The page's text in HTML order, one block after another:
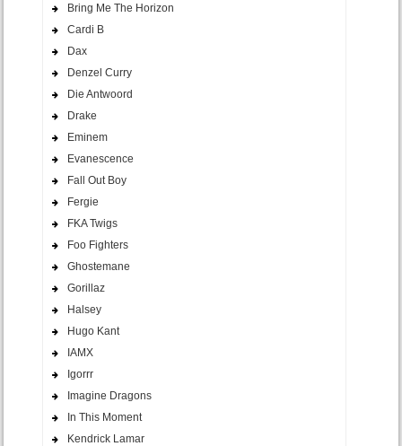
Bring Me The Horizon
Cardi B
Dax
Denzel Curry
Die Antwoord
Drake
Eminem
Evanescence
Fall Out Boy
Fergie
FKA Twigs
Foo Fighters
Ghostemane
Gorillaz
Halsey
Hugo Kant
IAMX
Igorrr
Imagine Dragons
In This Moment
Kendrick Lamar